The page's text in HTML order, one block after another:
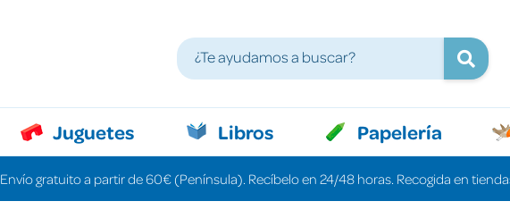
Juguetes Libros Papelería
Envío gratuito a partir de 60€ (Península). Recíbelo en 24/48 horas. Recogida en